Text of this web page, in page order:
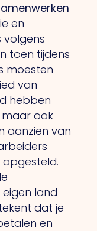
en
volgens
toen tijdens
moesten
van
hebben
maar ook
aanzien van
land
dat je
en